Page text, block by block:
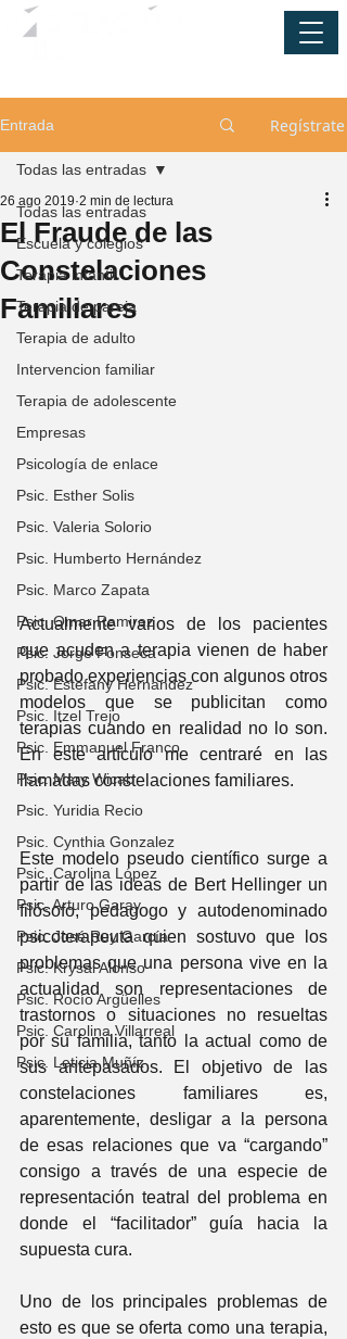
Entrada Regístrate
Todas las entradas
Escuela y colegios
Terapia infantil
Terapia de pareja
Terapia de adulto
Intervencion familiar
Terapia de adolescente
Empresas
Psicología de enlace
Psic. Esther Solis
Psic. Valeria Solorio
Psic. Humberto Hernández
Psic. Marco Zapata
Psic. Omar Ramirez
Psic. Jorge Fonseca
Psic. Estefany Hernandez
Psic. Itzel Trejo
Psic. Emmanuel Franco
Psic. Mary Wicab
Psic. Yuridia Recio
Psic. Cynthia Gonzalez
Psic. Carolina López
Psic. Arturo Garay
Psic. José Ruy García
Psic. Krysal Alonso
Psic. Rocío Argüelles
Psic. Carolina Villarreal
Psic. Leticia Muñíz
Todas las entradas
El Fraude de las
Constelaciones
Familiares
26 ago 2019 2 min de lectura
Actualmente varios de los pacientes
que acuden a terapia vienen de haber
probado experiencias con algunos otros
modelos que se publicitan como
terapias cuando en realidad no lo son.
En este artículo me centraré en las
llamadas constelaciones familiares.
Este modelo pseudo científico surge a
partir de las ideas de Bert Hellinger un
filósofo, pedagogo y autodenominado
psicoterapeuta quien sostuvo que los
problemas que una persona vive en la
actualidad son representaciones de
trastornos o situaciones no resueltas
por su familia, tanto la actual como de
sus antepasados. El objetivo de las
constelaciones familiares es,
aparentemente, desligar a la persona
de esas relaciones que va “cargando”
consigo a través de una especie de
representación teatral del problema en
donde el “facilitador” guía hacia la
supuesta cura.
Uno de los principales problemas de
esto es que se oferta como una terapia,